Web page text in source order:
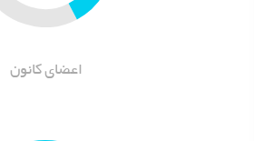
اعضای کانون